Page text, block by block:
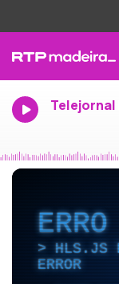
Telejornal
HLS.JS
ERROR